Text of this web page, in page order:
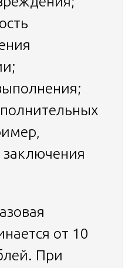
заключения
от 10
При